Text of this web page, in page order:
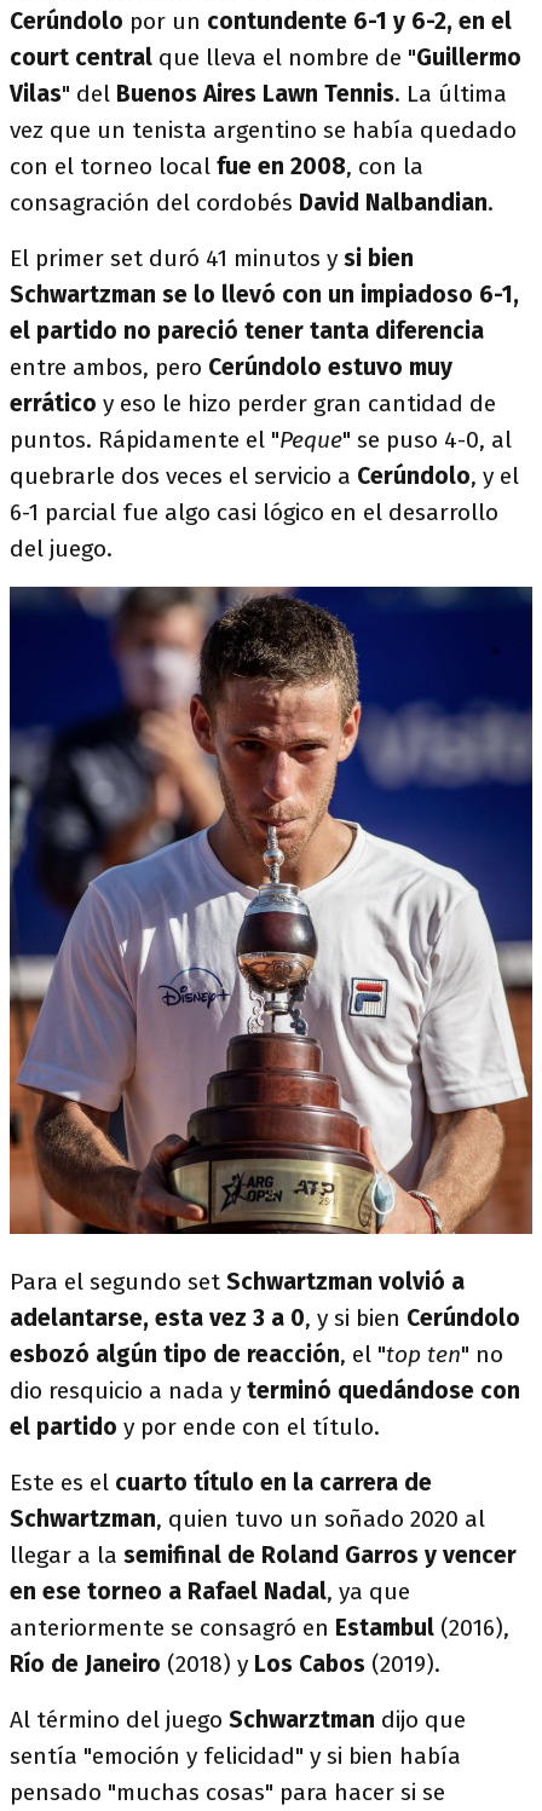
Cerúndolo por un contundente 6-1 y 6-2, en el
court central que lleva el nombre de "Guillermo
Vilas" del Buenos Aires Lawn Tennis. La última
vez que un tenista argentino se había quedado
con el torneo local fue en 2008, con la
consagración del cordobés David Nalbandian.
El primer set duró 41 minutos y si bien
Schwartzman se lo llevó con un impiadoso 6-1,
el partido no pareció tener tanta diferencia
entre ambos, pero Cerúndolo estuvo muy
errático y eso le hizo perder gran cantidad de
puntos. Rápidamente el "Peque" se puso 4-0, al
quebrarle dos veces el servicio a Cerúndolo, y el
6-1 parcial fue algo casi lógico en el desarrollo
del juego.
Para el segundo set Schwartzman volvió a
adelantarse, esta vez 3 a 0, y si bien Cerúndolo
esbozó algún tipo de reacción, el "top ten" no
dio resquicio a nada y terminó quedándose con
el partido y por ende con el título.
Este es el cuarto título en la carrera de
Schwartzman, quien tuvo un soñado 2020 al
llegar a la semifinal de Roland Garros y vencer
en ese torneo a Rafael Nadal, ya que
anteriormente se consagró en Estambul (2016),
Río de Janeiro (2018) y Los Cabos (2019).
Al término del juego Schwarztman dijo que
sentía "emoción y felicidad" y si bien había
pensado "muchas cosas" para hacer si se